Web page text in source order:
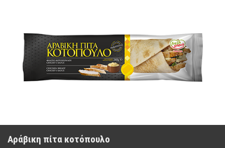
Αράβικη πίτα κοτόπουλο